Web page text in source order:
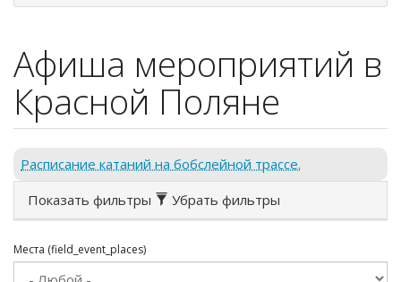
Афиша мероприятий в
Красной Поляне
Расписание катаний на бобслейной трассе.
Показать фильтры
Убрать фильтры
Места (field_event_places)